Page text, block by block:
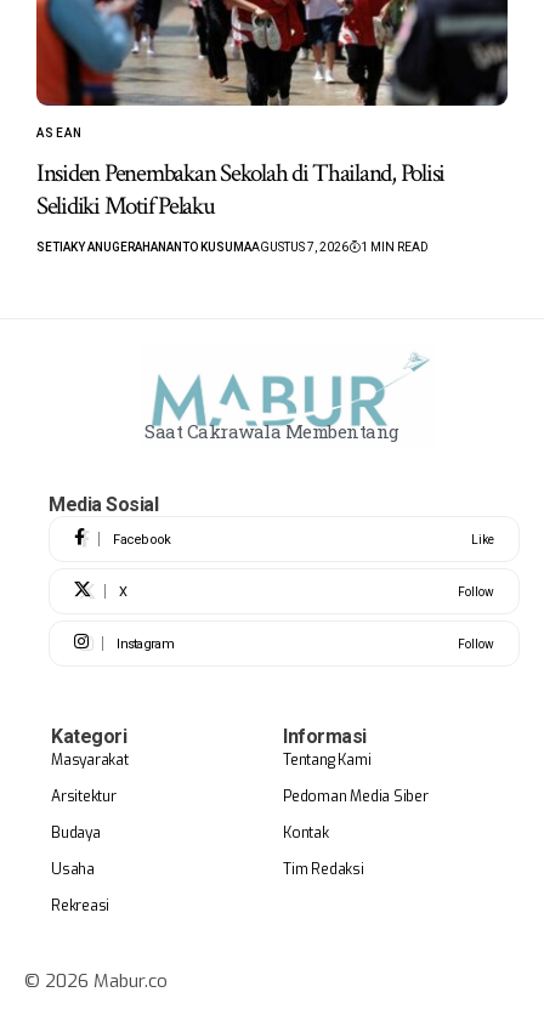
ASEAN
Insiden Penembakan Sekolah di Thailand, Polisi
Selidiki Motif Pelaku
SETIAKY ANUGERAHANANTO KUSUMAAGUSTUS 7, 2026 1 MIN READ
Saat Cakrawala Membentang
Media Sosial
Facebook Like
X Follow
Instagram Follow
Kategori
Masyarakat
Arsitektur
Budaya
Usaha
Rekreasi
Informasi
Tentang Kami
Pedoman Media Siber
Kontak
Tim Redaksi
© 2026 Mabur.co